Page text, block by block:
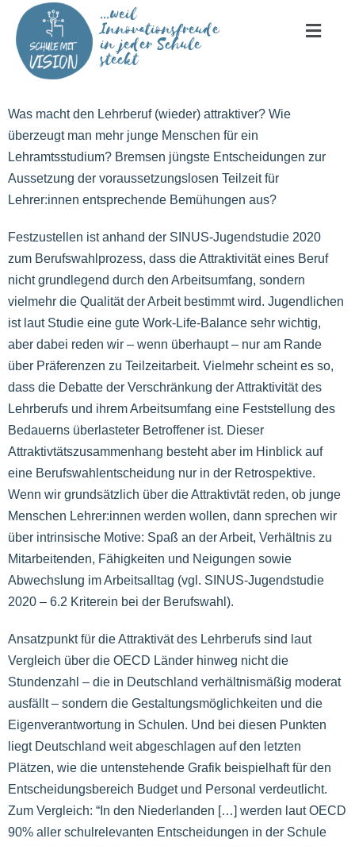
...weil
Innovationsfreude
in jeder Schule
steckt
Was macht den Lehrberuf (wieder) attraktiver? Wie
überzeugt man mehr junge Menschen für ein
Lehramtsstudium? Bremsen jüngste Entscheidungen zur
Aussetzung der voraussetzungslosen Teilzeit für
Lehrer:innen entsprechende Bemühungen aus?
Festzustellen ist anhand der SINUS-Jugendstudie 2020
zum Berufswahlprozess, dass die Attraktivität eines Beruf
nicht grundlegend durch den Arbeitsumfang, sondern
vielmehr die Qualität der Arbeit bestimmt wird. Jugendlichen
ist laut Studie eine gute Work-Life-Balance sehr wichtig,
aber dabei reden wir – wenn überhaupt – nur am Rande
über Präferenzen zu Teilzeitarbeit. Vielmehr scheint es so,
dass die Debatte der Verschränkung der Attraktivität des
Lehrberufs und ihrem Arbeitsumfang eine Feststellung des
Bedauerns überlasteter Betroffener ist. Dieser
Attraktivtätszusammenhang besteht aber im Hinblick auf
eine Berufswahlentscheidung nur in der Retrospektive.
Wenn wir grundsätzlich über die Attraktivtät reden, ob junge
Menschen Lehrer:innen werden wollen, dann sprechen wir
über intrinsische Motive: Spaß an der Arbeit, Verhältnis zu
Mitarbeitenden, Fähigkeiten und Neigungen sowie
Abwechslung im Arbeitsalltag (vgl. SINUS-Jugendstudie
2020 – 6.2 Kriterein bei der Berufswahl).
Ansatzpunkt für die Attraktivät des Lehrberufs sind laut
Vergleich über die OECD Länder hinweg nicht die
Stundenzahl – die in Deutschland verhältnismäßig moderat
ausfällt – sondern die Gestaltungsmöglichkeiten und die
Eigenverantwortung in Schulen. Und bei diesen Punkten
liegt Deutschland weit abgeschlagen auf den letzten
Plätzen, wie die untenstehende Grafik beispielhaft für den
Entscheidungsbereich Budget und Personal verdeutlicht.
Zum Vergleich: “In den Niederlanden […] werden laut OECD
90% aller schulrelevanten Entscheidungen in der Schule